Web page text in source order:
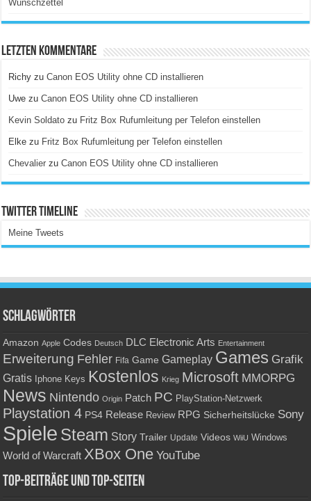
Wunschzettel
Letzten Kommentare
Richy zuCanon EOS Utility ohne CD installieren
Uwe zuCanon EOS Utility ohne CD installieren
Kevin Soldato zu Fritz Box Rufumleitung per Telefon einstellen
Elke zu Fritz Box Rufumleitung per Telefon einstellen
Chevalier zuCanon EOS Utility ohne CD installieren
Twitter Timeline
Meine Tweets
Schlagwörter
Amazon Apple Codes Deutsch DLC Electronic Arts Entertainment
Erweiterung Fehler Fifa Game Gameplay Games Grafik
Gratis Iphone Keys Kostenlos Krieg Microsoft MMORPG
News Nintendo Origin Patch PC PlayStation-Netzwerk
Playstation 4 PS4 Release Review RPG Sicherheitslücke Sony
Spiele Steam Story Trailer Update Videos WiiU Windows
World of Warcraft XBox One YouTube
Top-Beiträge und Top-Seiten